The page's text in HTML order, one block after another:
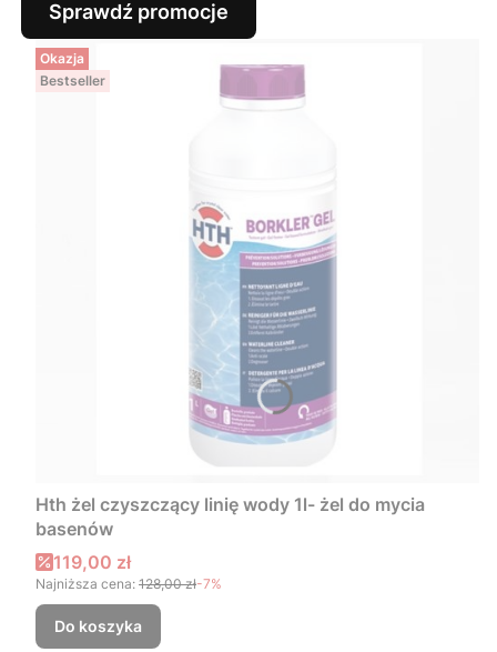
Sprawdź promocje
Okazja
Bestseller
Hth żel czyszczący linię wody 1l- żel do mycia
basenów
Cena promocyjna
119,00 zł
Najniższa cena: 128,00 zł-7%
Do koszyka